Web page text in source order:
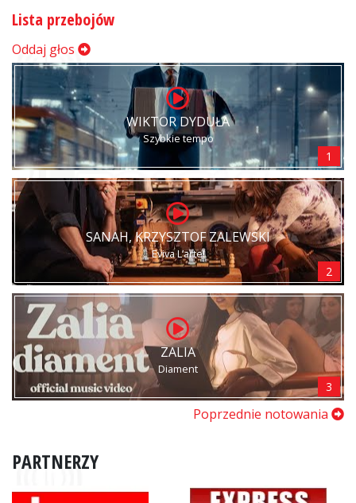
Lista przebojów
Oddaj głos
WIKTOR DYDUŁA
Szybkie tempo
1
SANAH, KRZYSZTOF ZALEWSKI
Eviva L’arte!
2
ZALIA
Diament
3
Poprzednie notowania
PARTNERZY